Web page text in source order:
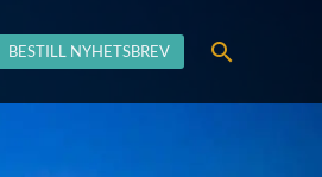
BESTILL NYHETSBREV Søk